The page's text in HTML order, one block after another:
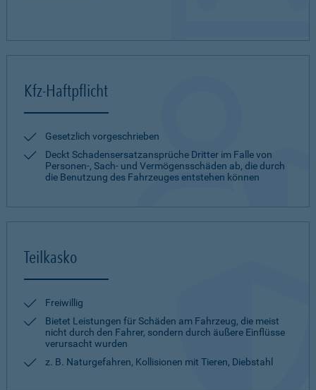
Kfz-Haftpflicht
Gesetzlich vorgeschrieben
Deckt Schadensersatzansprüche Dritter im Falle von
Personen-, Sach- und Vermögensschäden ab, die durch
die Benutzung des Fahrzeuges entstehen können
Teilkasko
Freiwillig
Bietet Leistungen für Schäden am Fahrzeug, die meist
nicht durch den Fahrer, sondern durch äußere Einflüsse
verursacht wurden
z. B. Naturgefahren, Kollisionen mit Tieren, Diebstahl